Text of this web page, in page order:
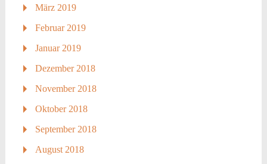
März 2019
Februar 2019
Januar 2019
Dezember 2018
November 2018
Oktober 2018
September 2018
August 2018